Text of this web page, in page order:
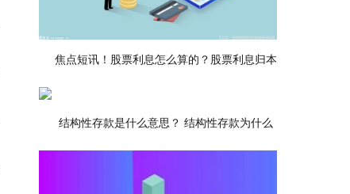
焦点短讯！股票利息怎么算的？股票利息归本
结构性存款是什么意思？ 结构性存款为什么